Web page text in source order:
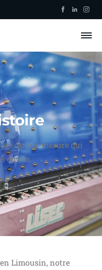
du sur-mesure qui
envies.
Limousin, notre